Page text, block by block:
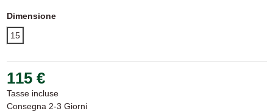
Dimensione
15
115 €
Tasse incluse
Consegna 2-3 Giorni